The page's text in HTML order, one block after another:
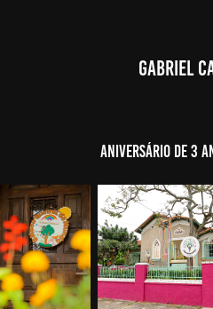
GABRIEL
Aniversário de 3